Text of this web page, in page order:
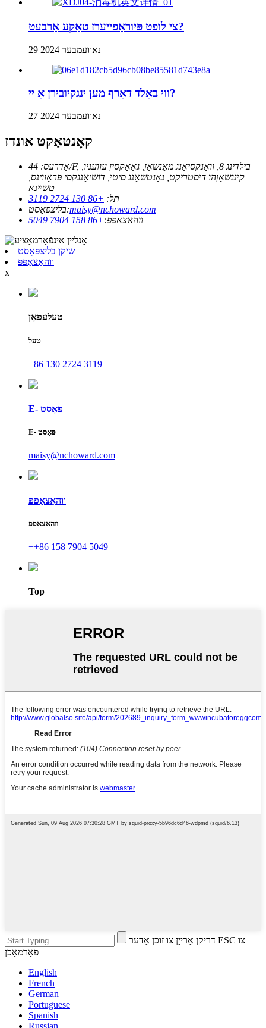
צי לופט פּיוראַפייערז טאַקע אַרבעט?
29 נאוועמבער 2024
ווי באַלד דאַרף מען ינגקיובירן אַ יי?
27 נאוועמבער 2024
קאָנטאַקט אונדז
אַדרעס: 44/F, בילדינג 8, וואַנקסיאַנג מאַנשאַן, גאַאָקסין עוועניו,
קינגשאַןהו דיסטריקט, נאַנטשאַנג סיטי, דזשיאַנגקסי פּראַווינס,
טשיינאַ
תּל: +86 130 2724 3119
בליצפּאָסט:maisy@nchoward.com
ווהאַצאַפּפּ:+86 158 7904 5049
שיקן בליצפּאָסט
ווהאַצאַפּפּ
x
טעלעפאָן
טעל
+86 130 2724 3119
E- פּאָסט
E- פּאָסט
maisy@nchoward.com
ווהאַצאַפּפּ
ווהאַצאַפּפּ
++86 158 7904 5049
Top
דריקן אַרייַן צו זוכן אָדער ESC צו
פאַרמאַכן
English
French
German
Portuguese
Spanish